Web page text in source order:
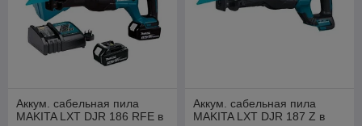
Аккум. сабельная пила
MAKITA LXT DJR 186 RFE в
Аккум. сабельная пила
MAKITA LXT DJR 187 Z в